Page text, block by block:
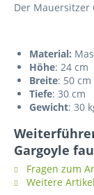
Der Mauersitzer
Material:
Höhe: 24 cm
Breite: 50 cm
Tiefe: 30 cm
Gewicht: 30
Gargoyle
Fragen zum
Weitere